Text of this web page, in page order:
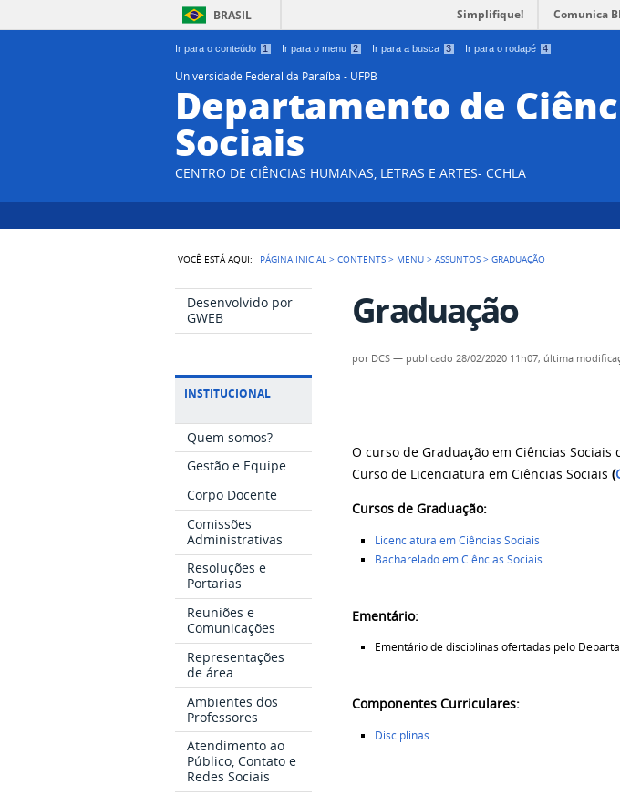
Ir para o conteúdo 1 Ir para o menu 2 Ir para a busca 3 Ir para o rodapé 4
BRASIL Simplifique! Comunica
Universidade Federal da Paraíba - UFPB
Departamento de
Sociais
CENTRO DE CIÊNCIAS HUMANAS, LETRAS E ARTES- CCHLA
VOCÊ ESTÁ AQUI: PÁGINA INICIAL >CONTENTS > MENU >ASSUNTOS >GRADUAÇÃO
Desenvolvido por
GWEB
INSTITUCIONAL
Quem somos?
Gestão e Equipe
Corpo Docente
Comissões
Administrativas
Resoluções e
Portarias
Reuniões e
Comunicações
Representações
de área
Ambientes dos
Professores
Atendimento ao
Público, Contato e
Redes Sociais
Graduação
por DCS — publicado 28/02/2020 11h07, última
O curso de Graduação em Ciências
Curso de Licenciatura em Ciências Sociais(
Cursos de Graduação:
Licenciatura em Ciências Sociais
Bacharelado em Ciências Sociais
Ementário:
Ementário de disciplinas ofertadas pelo
Componentes Curriculares:
Disciplinas